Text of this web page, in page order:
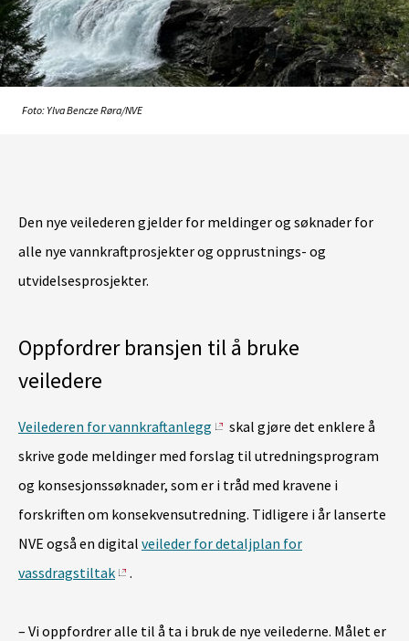
Foto: Ylva Bencze Røra/NVE
Den nye veilederen gjelder for meldinger og søknader for
alle nye vannkraftprosjekter og opprustnings- og
utvidelsesprosjekter.
Oppfordrer bransjen til å bruke
veiledere
Veilederen for vannkraftanlegg
skal gjøre det enklere å
skrive gode meldinger med forslag til utredningsprogram
og konsesjonssøknader, som er i tråd med kravene i
forskriften om konsekvensutredning. Tidligere i år lanserte
NVE også en digital veileder for detaljplan for
vassdragstiltak
.
– Vi oppfordrer alle til å ta i bruk de nye veilederne. Målet er